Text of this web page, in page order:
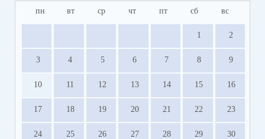
пн вт ср чт пт сб вс
1 2
3 4 5 6 7 8 9
10 11 12 13 14 15 16
17 18 19 20 21 22 23
24 25 26 27 28 29 30